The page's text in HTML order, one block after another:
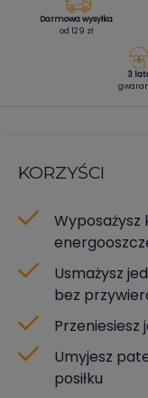
Darmowa wysyłka
od 129 zł
3
KORZYŚCI
Wyposażysz
Usmażysz
bez
Przeniesiesz
Umyjesz
posiłku